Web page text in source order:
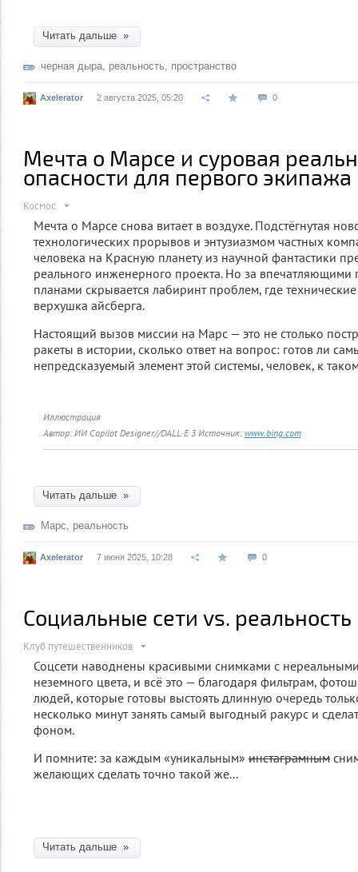
Читать дальше »
черная дыра реальность пространство
Axelerator 2 августа 2025, 05:20 0
Мечта о Марсе и суровая
опасности для первого экипажа
Космос
Мечта о Марсе снова витает в воздухе. Подстёгнутая
технологических прорывов и энтузиазмом частных
человека на Красную планету из научной фантастики
реального инженерного проекта. Но за
планами скрывается лабиринт проблем, где
верхушка айсберга.
Настоящий вызов миссии на Марс — это не столько
ракеты в истории, сколько ответ на вопрос: готов ли
непредсказуемый элемент этой системы, человек, к
Иллюстрация
Автор: ИИ Copilot Designer//DALL·E 3 Источник:www.bing.com
Читать дальше »
Марс реальность
Axelerator 7 июня 2025, 10:28 0
Социальные сети vs. реальность
Клуб путешественников
Соцсети наводнены красивыми снимками с
неземного цвета, и всё это — благодаря фильтрам,
людей, которые готовы выстоять длинную очередь
несколько минут занять самый выгодный ракурс и
фоном.
И помните: за каждым «уникальным» инстаграмным
желающих сделать точно такой же...
Читать дальше »